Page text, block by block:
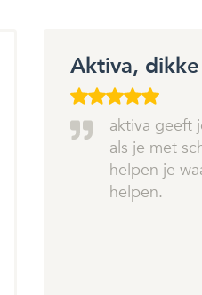
Aktiva,
aktiva geeft
als je met
helpen je
helpen.